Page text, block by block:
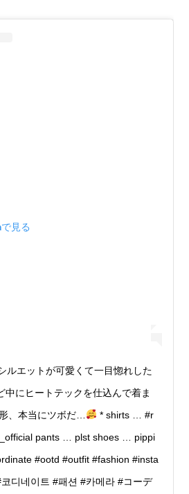
見る
ルエットが可愛くて一目惚れした
中にヒートテックを仕込んで着ま
、本当にツボだ…
* shirts … #r
pants … plst shoes … pippi
#ootd #outfit #fashion #insta
디네이트 #패션 #카메라 #コーデ